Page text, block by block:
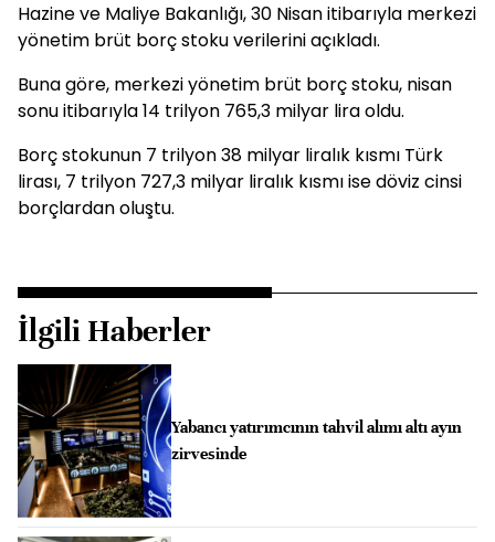
Hazine ve Maliye Bakanlığı, 30 Nisan itibarıyla merkezi
yönetim brüt borç stoku verilerini açıkladı.
Buna göre, merkezi yönetim brüt borç stoku, nisan
sonu itibarıyla 14 trilyon 765,3 milyar lira oldu.
Borç stokunun 7 trilyon 38 milyar liralık kısmı Türk
lirası, 7 trilyon 727,3 milyar liralık kısmı ise döviz cinsi
borçlardan oluştu.
İlgili Haberler
Yabancı yatırımcının tahvil alımı altı ayın
zirvesinde